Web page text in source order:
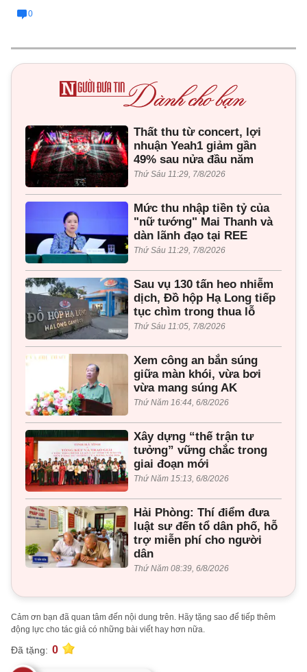
0
Thất thu từ concert, lợi
nhuận Yeah1 giảm gần
49% sau nửa đầu năm
Thứ Sáu 11:29, 7/8/2026
Mức thu nhập tiền tỷ của
"nữ tướng" Mai Thanh và
dàn lãnh đạo tại REE
Thứ Sáu 11:29, 7/8/2026
Sau vụ 130 tấn heo nhiễm
dịch, Đồ hộp Hạ Long tiếp
tục chìm trong thua lỗ
Thứ Sáu 11:05, 7/8/2026
Xem công an bắn súng
giữa màn khói, vừa bơi
vừa mang súng AK
Thứ Năm 16:44, 6/8/2026
Xây dựng “thế trận tư
tưởng” vững chắc trong
giai đoạn mới
Thứ Năm 15:13, 6/8/2026
Hải Phòng: Thí điểm đưa
luật sư đến tổ dân phố, hỗ
trợ miễn phí cho người
dân
Thứ Năm 08:39, 6/8/2026
Cảm ơn bạn đã quan tâm đến nội dung trên. Hãy tặng sao để tiếp thêm
động lực cho tác giả có những bài viết hay hơn nữa.
Đã tặng: 0